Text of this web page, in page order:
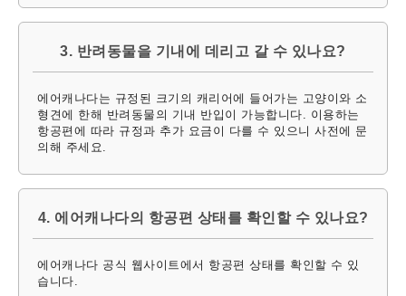
3. 반려동물을 기내에 데리고 갈 수 있나요?
에어캐나다는 규정된 크기의 캐리어에 들어가는 고양이와 소
형견에 한해 반려동물의 기내 반입이 가능합니다. 이용하는
항공편에 따라 규정과 추가 요금이 다를 수 있으니 사전에 문
의해 주세요.
4. 에어캐나다의 항공편 상태를 확인할 수 있나요?
에어캐나다 공식 웹사이트에서 항공편 상태를 확인할 수 있
습니다.